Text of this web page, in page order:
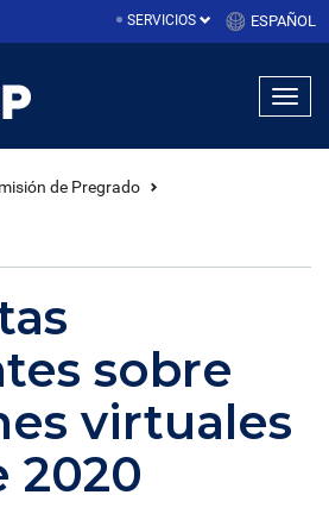
SERVICIOS ESPAÑOL
de Pregrado
sobre
virtuales
2020